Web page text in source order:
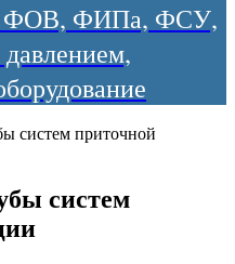
ФОВ, ФИПа, ФСУ,
систем приточной
систем